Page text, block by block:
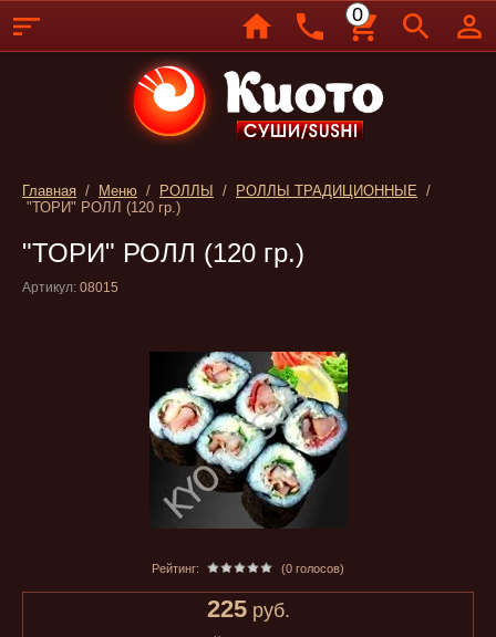
Главная / Меню / РОЛЛЫ / РОЛЛЫ ТРАДИЦИОННЫЕ /
"ТОРИ" РОЛЛ (120 гр.)
"ТОРИ" РОЛЛ (120 гр.)
Артикул: 08015
Рейтинг: (0 голосов)
225руб.
0